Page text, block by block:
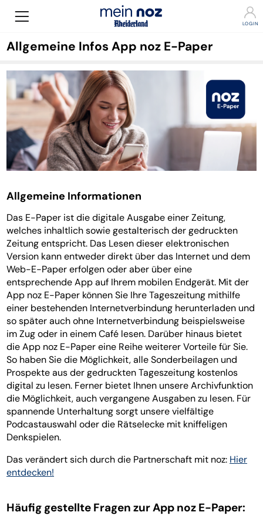
Allgemeine Infos App noz E-Paper
Allgemeine Informationen
Das E-Paper ist die digitale Ausgabe einer Zeitung,
welches inhaltlich sowie gestalterisch der gedruckten
Zeitung entspricht. Das Lesen dieser elektronischen
Version kann entweder direkt über das Internet und dem
Web-E-Paper erfolgen oder aber über eine
entsprechende App auf Ihrem mobilen Endgerät. Mit der
App noz E-Paper können Sie Ihre Tageszeitung mithilfe
einer bestehenden Internetverbindung herunterladen und
so später auch ohne Internetverbindung beispielsweise
im Zug oder in einem Café lesen. Darüber hinaus bietet
die App noz E-Paper eine Reihe weiterer Vorteile für Sie.
So haben Sie die Möglichkeit, alle Sonderbeilagen und
Prospekte aus der gedruckten Tageszeitung kostenlos
digital zu lesen. Ferner bietet Ihnen unsere Archivfunktion
die Möglichkeit, auch vergangene Ausgaben zu lesen. Für
spannende Unterhaltung sorgt unsere vielfältige
Podcastauswahl oder die Rätselecke mit kniffeligen
Denkspielen.
Das verändert sich durch die Partnerschaft mit noz: Hier
entdecken!
Häufig gestellte Fragen zur App noz E-Paper: